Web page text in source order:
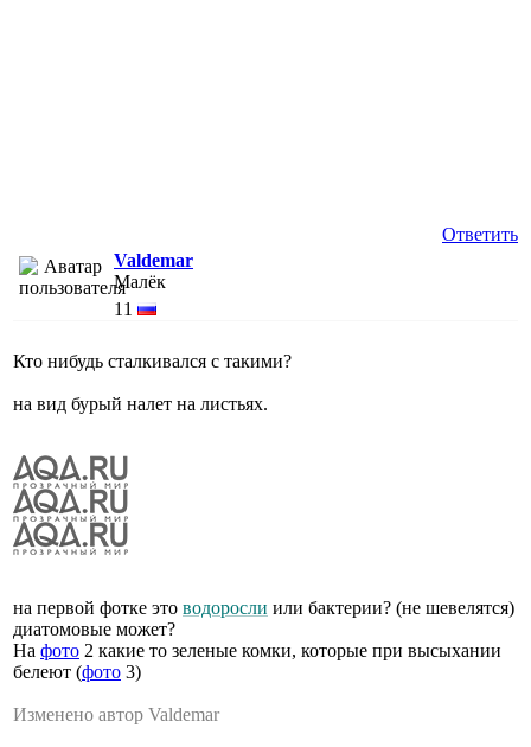
Ответить
Valdemar
Малёк
11
Кто нибудь сталкивался с такими?
на вид бурый налет на листьях.
на первой фотке это водоросли или бактерии? (не шевелятся)
диатомовые может?
На фото 2 какие то зеленые комки, которые при высыхании
белеют (фото 3)
Изменено автор Valdemar